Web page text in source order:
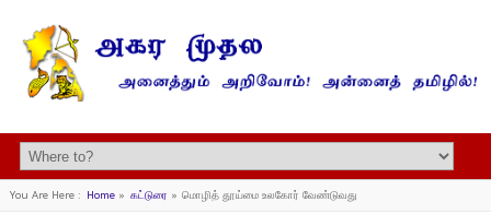
You Are Here : Home» கட்டுரை » மொழித் தூய்மை உலகோர் வேண்டுவது